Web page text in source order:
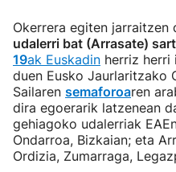
Okerrera egiten jarraitzen
udalerri bat (Arrasate)
19ak Euskadin herriz herri
duen Eusko Jaurlaritzako
Sailaren semaforoaren
dira egoerarik latzenean
gehiagoko udalerriak
Ondarroa, Bizkaian; eta
Ordizia, Zumarraga,